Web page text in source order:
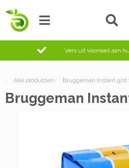
Vers uit voorraad aan
/ Alle producten / Bruggeman Instant gist
Bruggeman